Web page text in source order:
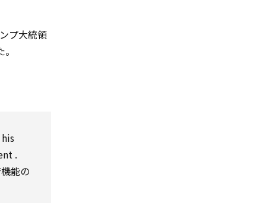
プ大統領
.
能の